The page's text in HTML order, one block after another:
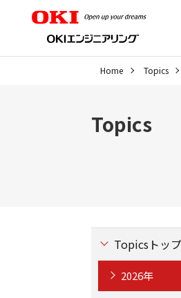
Home Topics
Topics
Topicsトップ
2026年